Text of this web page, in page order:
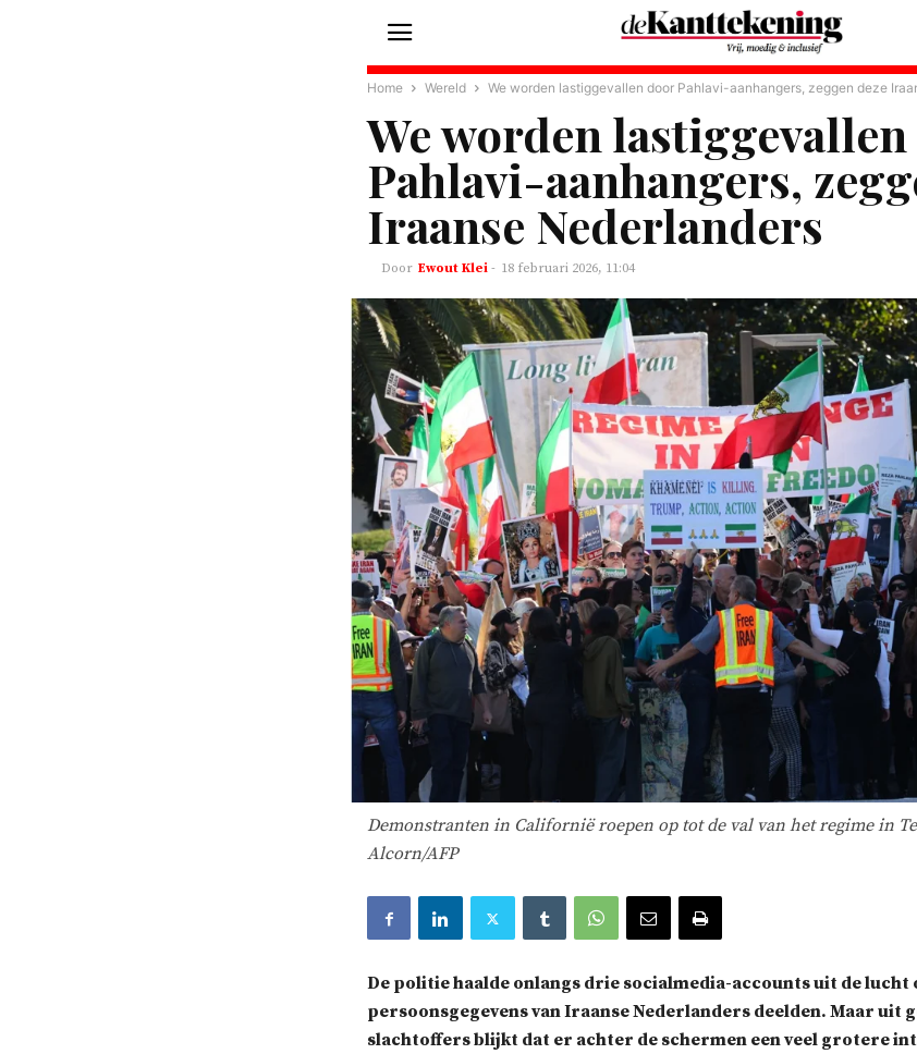
Home Wereld We worden lastiggevallen door Pahlavi-aanhangers, zeggen deze
We worden
Pahlavi-aanhangers,
Iraanse Nederlanders
Ewout Klei - 18 februari 2026, 11:04
Demonstranten in Californië roepen op tot de val van het regime in
Alcorn/AFP
De politie haalde onlangs drie socialmedia-accounts uit de lucht
persoonsgegevens van Iraanse Nederlanders deelden. Maar uit
slachtoffers blijkt dat er achter de schermen een veel grotere